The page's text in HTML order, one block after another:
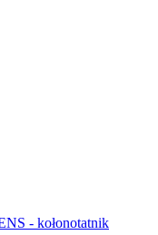
- kołonotatnik